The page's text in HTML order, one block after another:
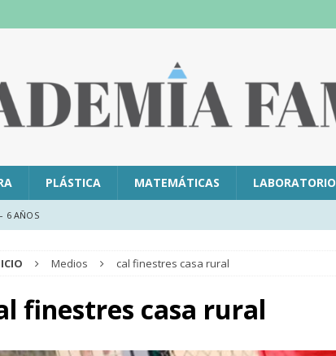
PLÁSTICA MATEMÁTICAS LABORATORIO
6 AÑOS
Medios cal finestres casa rural
finestres casa rural